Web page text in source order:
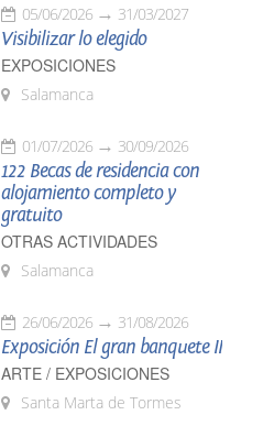
05/06/2026 31/03/2027
Visibilizar lo elegido
EXPOSICIONES
Salamanca
01/07/2026 30/09/2026
122 Becas de residencia con
alojamiento completo y
gratuito
OTRAS ACTIVIDADES
Salamanca
26/06/2026 31/08/2026
Exposición El gran banquete II
ARTE / EXPOSICIONES
Santa Marta de Tormes